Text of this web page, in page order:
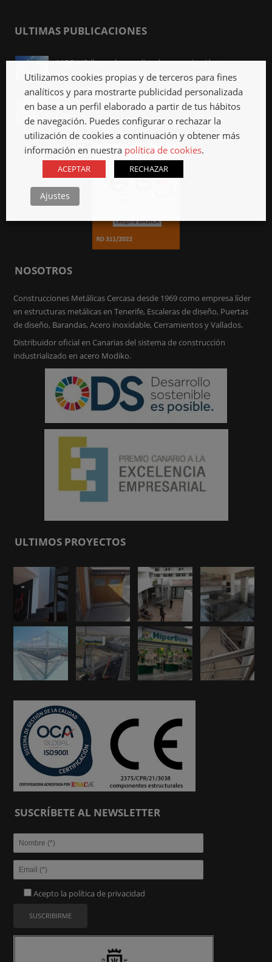
ULTIMAS PUBLICACIONES
MODIKO llega a los medios de comunicación
Abr 3rd, 2023
Viviendas industrializadas, qué son y qué ventajas
tienen
Mar 27th, 2023
NOSOTROS
Construcciones Metálicas Cercasa desde 1969 como empresa líder
en estructuras metálicas en Tenerife, Escaleras de diseño, Puertas
de diseño, Barandas, Acero inoxidable, Cerramientos y Vallados.
Distribuidor oficial en Canarias del sistema de construcción
industrializado en acero Modiko.
ULTIMOS PROYECTOS
SUSCRÍBETE AL NEWSLETTER
Acepto la política de privacidad
Utilizamos cookies propias y de terceros para fines
analíticos y para mostrarte publicidad personalizada
en base a un perfil elaborado a partir de tus hábitos
de navegación. Puedes configurar o rechazar la
utilización de cookies a continuación y obtener más
información en nuestra política de cookies.
ACEPTAR RECHAZAR
Ajustes